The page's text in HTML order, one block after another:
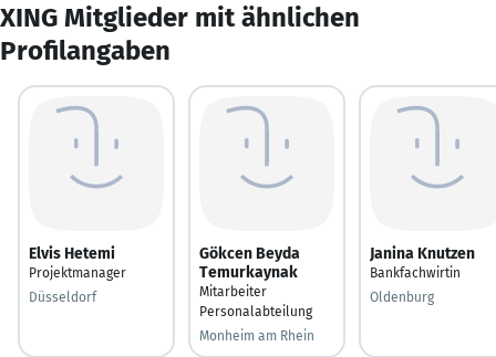
XING Mitglieder mit ähnlichen
Profilangaben
Elvis Hetemi
Projektmanager
Düsseldorf
Gökcen Beyda
Temurkaynak
Mitarbeiter
Personalabteilung
Monheim am Rhein
Janina Knutzen
Bankfachwirtin
Oldenburg